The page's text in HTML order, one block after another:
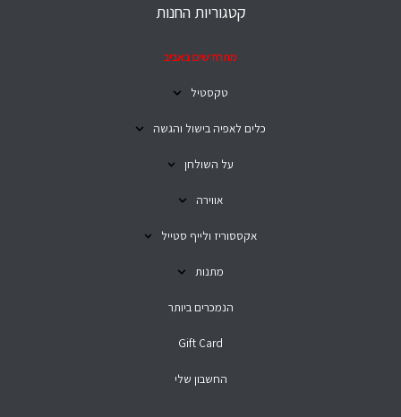
קטגוריות החנות
מתחדשים באביב
טקסטיל
כלים לאפיה בישול והגשה
על השולחן
אווירה
אקססוריז ולייף סטייל
מתנות
הנמכרים ביותר
Gift Card
החשבון שלי